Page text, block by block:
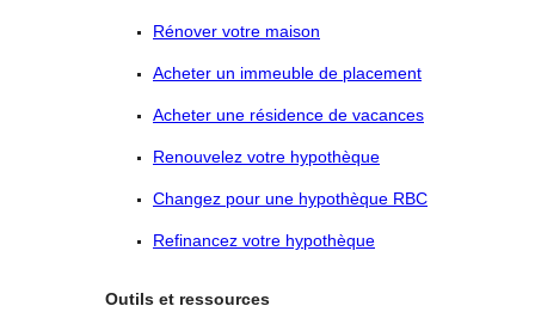
Rénover votre maison
Acheter un immeuble de placement
Acheter une résidence de vacances
Renouvelez votre hypothèque
Changez pour une hypothèque RBC
Refinancez votre hypothèque
Outils et ressources